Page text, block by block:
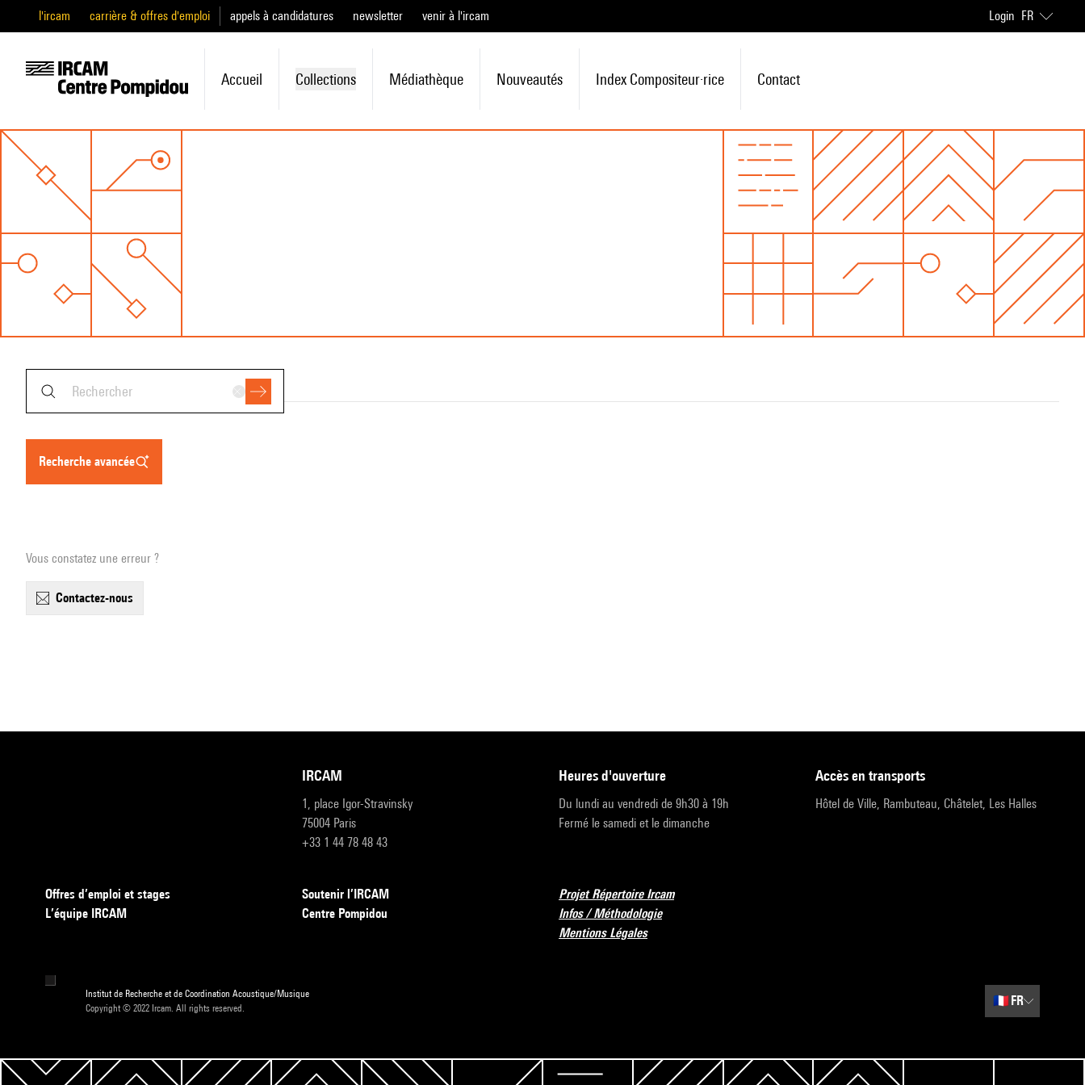
l'ircam carrière & offres d'emploi appels à candidatures newsletter venir à l'ircam Login FR
Accueil Collections Médiathèque Nouveautés Index Compositeur·rice Contact
recherche avancée
Vous constatez une erreur ?
contactez-nous
IRCAM
1, place Igor-Stravinsky
75004 Paris
+33 1 44 78 48 43
heures d'ouverture
Du lundi au vendredi de 9h30 à 19h
Fermé le samedi et le dimanche
accès en transports
Hôtel de Ville, Rambuteau, Châtelet, Les Halles
Offres d’emploi et stages
L’équipe IRCAM
Soutenir l’IRCAM
Centre Pompidou
Projet Répertoire Ircam
Infos / Méthodologie
Mentions Légales
Institut de Recherche et de Coordination Acoustique/Musique
Copyright © 2022 Ircam. All rights reserved.
🇫🇷 FR